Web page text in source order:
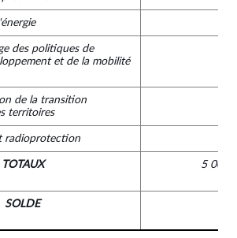
des politiques de
et de la mobilité
de la transition
territoires
radioprotection
TOTAUX 5 000
SOLDE